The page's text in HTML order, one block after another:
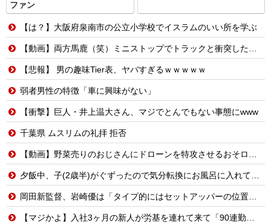
ファン
【は？】大阪府泉南市の公立小学校でイスラムのいい所を学ぶ
【動画】両方馬鹿（笑）ミニストップでトラックと衝突したドラレコが（ノ∇`）
【悲報】 男の趣味Tier表、ヤバすぎるｗｗｗｗｗ
弱者男性の特徴「車に興味がない」
【衝撃】巨人・井上温大さん、マジでとんでもない事態にwww
千葉県 ムスリムの礼拝 拒否
【動画】野菜売りのおじさんにドローンを特攻させるおそロシア。
夕飯中、子(2歳半)がぐずったので気分転換にお風呂に入れて出てきたら「皿を片付けてないでしょ！義祖母が洗ったんだけど！？なめてるの？バカにしてるの？」と言われた…
岡田新監督、岩崎優は「タイプ的にはセットアッパーの位置が一番合うてる」←おーん
【マジかよ】入社3ヶ月の新人が労基を連れて来て「90連勤させられました」「労働基準法違反です」→俺「彼は30連休中ですが?」